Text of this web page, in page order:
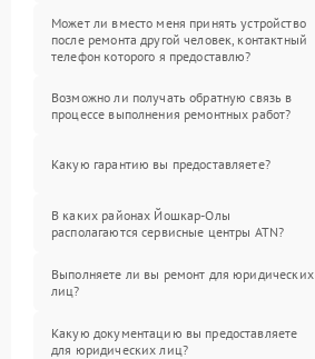
Может ли вместо меня принять устройство
после ремонта другой человек, контактный
телефон которого я предоставлю?
Возможно ли получать обратную связь в
процессе выполнения ремонтных работ?
Какую гарантию вы предоставляете?
В каких районах Йошкар-Олы
располагаются сервисные центры ATN?
Выполняете ли вы ремонт для юридических
лиц?
Какую документацию вы предоставляете
для юридических лиц?